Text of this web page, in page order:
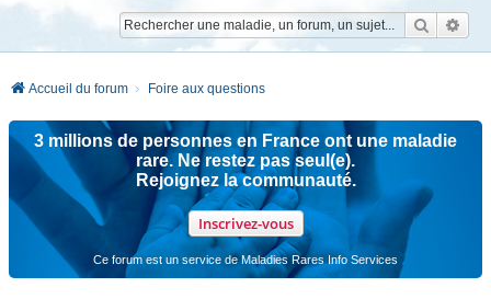
Accueil du forum Foire aux questions
3 millions de personnes en France ont une maladie
rare. Ne restez pas seul(e).
Rejoignez la communauté.
Inscrivez-vous
Ce forum est un service de Maladies Rares Info Services